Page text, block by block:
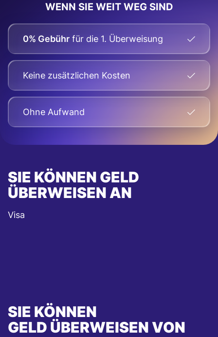
WENN SIE WEIT WEG SIND
0% Gebühr für die 1. Überweisung
Keine zusätzlichen Kosten
Оhne Aufwand
SIE KÖNNEN GELD
ÜBERWEISEN AN
Visa
SIE KÖNNEN
GELD ÜBERWEISEN VON